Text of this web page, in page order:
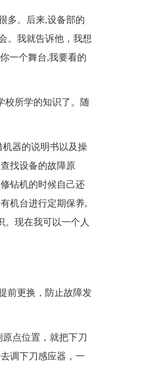
多。后来,设备部的
。我就告诉他，我想
一个舞台,我要看的
所学的知识了。随
器的说明书以及操
找设备的故障原
钻机的时候自己还
机台进行定期保养,
现在我可以一个人
前更换，防止故障发
点位置，就把下刀
调下刀感应器，一